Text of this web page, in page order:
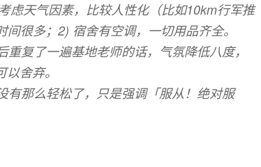
虑天气因素，比较人性化（比如10km行军推
很多；2) 宿舍有空调，一切用品齐全。
复了一遍基地老师的话，气氛降低八度，
舍弃。
有那么轻松了，只是强调「服从！绝对服